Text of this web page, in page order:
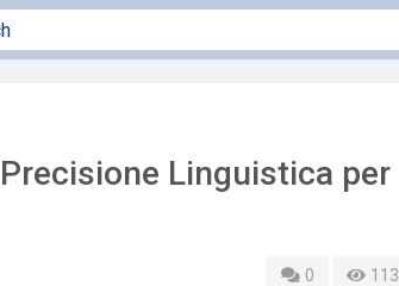
Linguistica per
0 113